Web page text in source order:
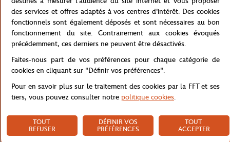
Effet maille très élégant, manches et col passepoilés. Logo Roland-
Garros sur la poitrine.
Référence :RPOM0222-TBA
Livraison et retours
des services et offres adaptés à vos centres d'intérêt. Des cookies
fonctionnels sont également déposés et sont nécessaires au bon
fonctionnement du site. Contrairement aux cookies évoqués
précédemment, ces derniers ne peuvent être désactivés.
Faites-nous part de vos préférences pour chaque catégorie de
cookies en cliquant sur "Définir vos préférences".
Pour en savoir plus sur le traitement des cookies par la FFT et ses
tiers, vous pouvez consulter notre politique cookies.
TOUT
REFUSER
DÉFINIR VOS
PRÉFÉRENCES
TOUT
ACCEPTER